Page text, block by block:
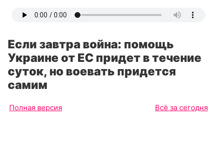
Если завтра война: помощь
Украине от ЕС придет в течение
суток, но воевать придется
самим
Полная версия Всё за сегодня